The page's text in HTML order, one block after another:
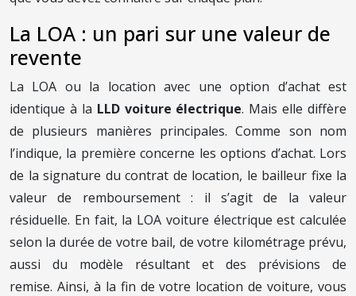
La LOA : un pari sur une valeur de
revente
La LOA ou la location avec une option d’achat est
identique à la LLD voiture électrique. Mais elle diffère
de plusieurs manières principales. Comme son nom
l’indique, la première concerne les options d’achat. Lors
de la signature du contrat de location, le bailleur fixe la
valeur de remboursement : il s’agit de la valeur
résiduelle. En fait, la LOA voiture électrique est calculée
selon la durée de votre bail, de votre kilométrage prévu,
aussi du modèle résultant et des prévisions de
remise. Ainsi, à la fin de votre location de voiture, vous